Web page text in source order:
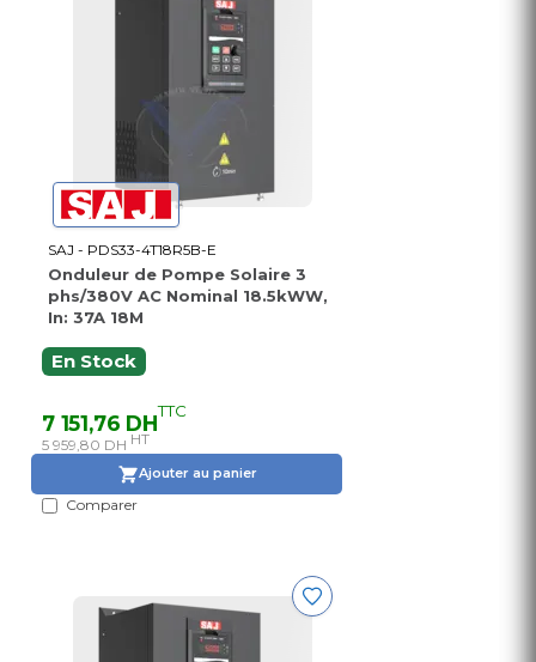
SAJ - PDS33-4T18R5B-E
Onduleur de Pompe Solaire 3
phs/380V AC Nominal 18.5kWW,
In: 37A 18M
En Stock
7 151,76 DHTTC
5 959,80 DH HT
Ajouter au panier
Comparer